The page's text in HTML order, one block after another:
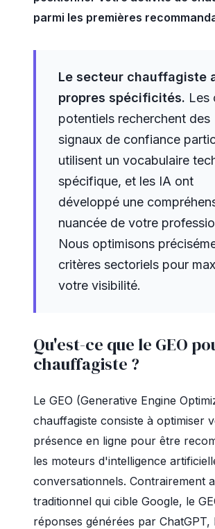
parmi les premières
Le secteur chauffagiste
propres spécificités. Les
potentiels recherchent des
signaux de confiance
utilisent un vocabulaire
spécifique, et les IA ont
développé une
nuancée de votre
Nous optimisons
critères sectoriels pour
votre visibilité.
Qu'est-ce que le GEO
chauffagiste ?
Le GEO (Generative Engine
chauffagiste consiste à optimiser
présence en ligne pour être
les moteurs d'intelligence
conversationnels. Contrairement
traditionnel qui cible Google, le
réponses générées par ChatGPT,